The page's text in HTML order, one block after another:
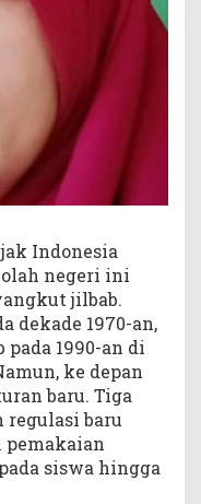
Indonesia
negeri ini
jilbab.
dekade 1970-an,
1990-an di
ke depan
baru. Tiga
baru
pemakaian
siswa hingga